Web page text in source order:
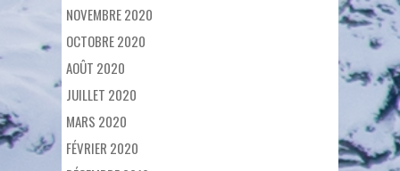
NOVEMBRE 2020
OCTOBRE 2020
AOÛT 2020
JUILLET 2020
MARS 2020
FÉVRIER 2020